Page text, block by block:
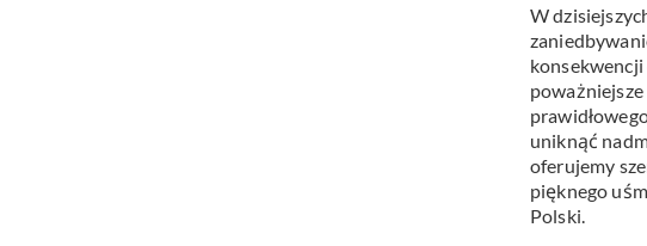
W
uniknąć
oferujemy
pięknego
Polski.